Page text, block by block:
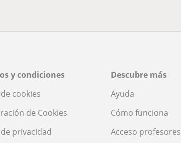
y condiciones
cookies
de Cookies
privacidad
Descubre más
Ayuda
Cómo funciona
Acceso profesores